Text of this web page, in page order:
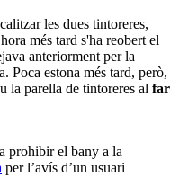
les dues tintoreres,
més tard s'ha reobert el
anteriorment per la
Poca estona més tard, però,
la parella de tintoreres al far
prohibir el bany a la
per l’avís d’un usuari